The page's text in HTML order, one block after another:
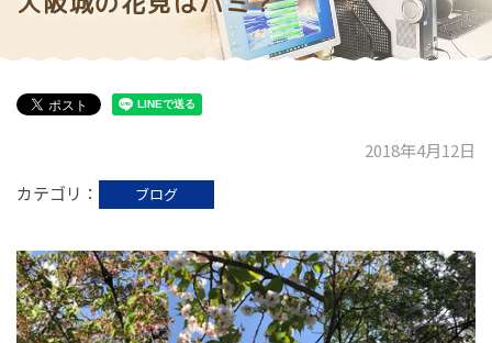
2018年4月12日
カテゴリ
ブログ